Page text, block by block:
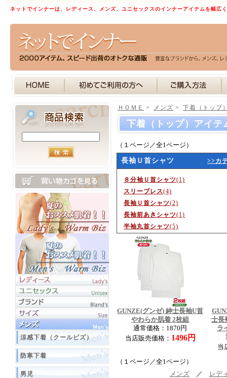
ネットでインナーは、レディース、メンズ、ユニセックスのインナーアイテムを幅広
涼感下着（クールビズ）
防寒下着
男児
ＨＯＭＥ > メンズ > 下着（トップ
下着（トップ）アイ
（１ページ／全1ページ）
長袖Ｕ首シャツ >>カ
８分袖Ｕ首シャツ(1)
スリーブレス(4)
長袖Ｕ首シャツ(2)
長袖前あきシャツ(1)
半袖丸首シャツ(5)
GUNZE(グンゼ) 紳士長袖U首
やわらか肌着 2枚組
通常価格：1870円
当店販売価格： 1496円
士長
ラ
当
（１ページ／全1ページ）
メンズ ／ レデ